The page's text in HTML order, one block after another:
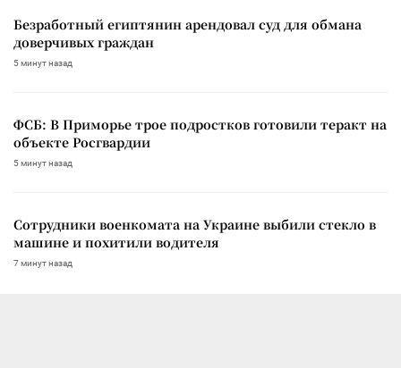
Безработный египтянин арендовал суд для обмана
доверчивых граждан
5 минут назад
ФСБ: В Приморье трое подростков готовили теракт на
объекте Росгвардии
5 минут назад
Сотрудники военкомата на Украине выбили стекло в
машине и похитили водителя
7 минут назад